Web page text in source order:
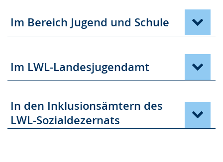
Im Bereich Jugend und Schule
Im LWL-Landesjugendamt
In den Inklusionsämtern des
LWL-Sozialdezernats